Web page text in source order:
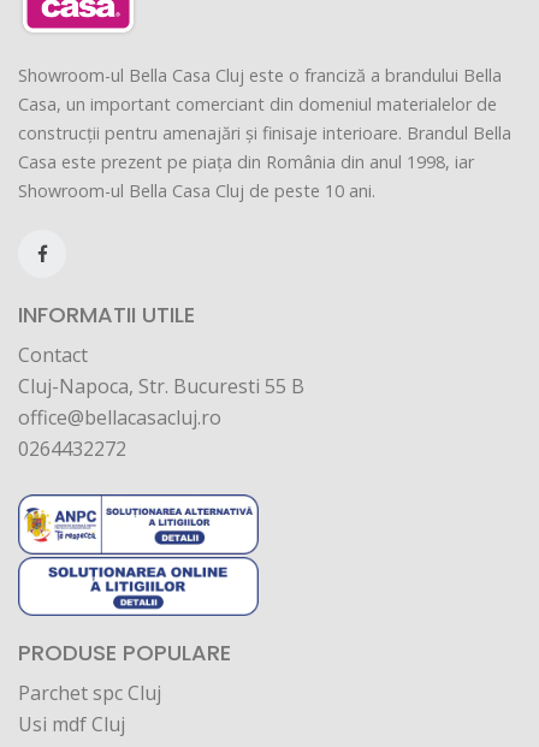
Showroom-ul Bella Casa Cluj este o franciză a brandului Bella
Casa, un important comerciant din domeniul materialelor de
construcții pentru amenajări și finisaje interioare. Brandul Bella
Casa este prezent pe piața din România din anul 1998, iar
Showroom-ul Bella Casa Cluj de peste 10 ani.
INFORMATII UTILE
Contact
Cluj-Napoca, Str. Bucuresti 55 B
office@bellacasacluj.ro
0264432272
PRODUSE POPULARE
Parchet spc Cluj
Usi mdf Cluj